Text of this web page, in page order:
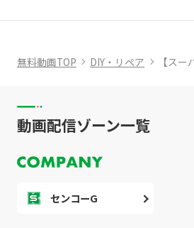
無料動画TOP DIY・リペア 【ス
動画配信ゾーン一覧
センコーG